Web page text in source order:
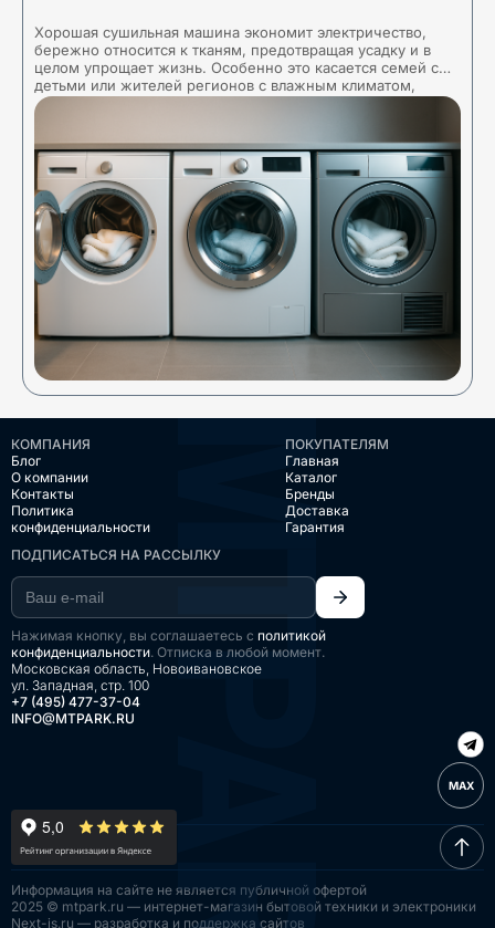
Хорошая сушильная машина экономит электричество,
бережно относится к тканям, предотвращая усадку и в
целом упрощает жизнь. Особенно это касается семей с
детьми или жителей регионов с влажным климатом,
КОМПАНИЯ
Блог
О компании
Контакты
Политика
конфиденциальности
ПОКУПАТЕЛЯМ
Главная
Каталог
Бренды
Доставка
Гарантия
ПОДПИСАТЬСЯ НА РАССЫЛКУ
Нажимая кнопку, вы соглашаетесь с политикой
конфиденциальности. Отписка в любой момент.
Московская область, Новоивановское
ул. Западная, стр. 100
+7 (495) 477-37-04
INFO@MTPARK.RU
MAX
Информация на сайте не является публичной офертой
2025 © mtpark.ru — интернет-магазин бытовой техники и электроники
Next-js.ru — разработка и поддержка сайтов